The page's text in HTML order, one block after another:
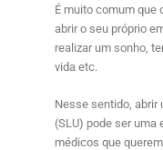
É muito comum que
abrir o seu próprio
realizar um sonho,
vida etc.
Nesse sentido, abrir
(SLU) pode ser uma
médicos que